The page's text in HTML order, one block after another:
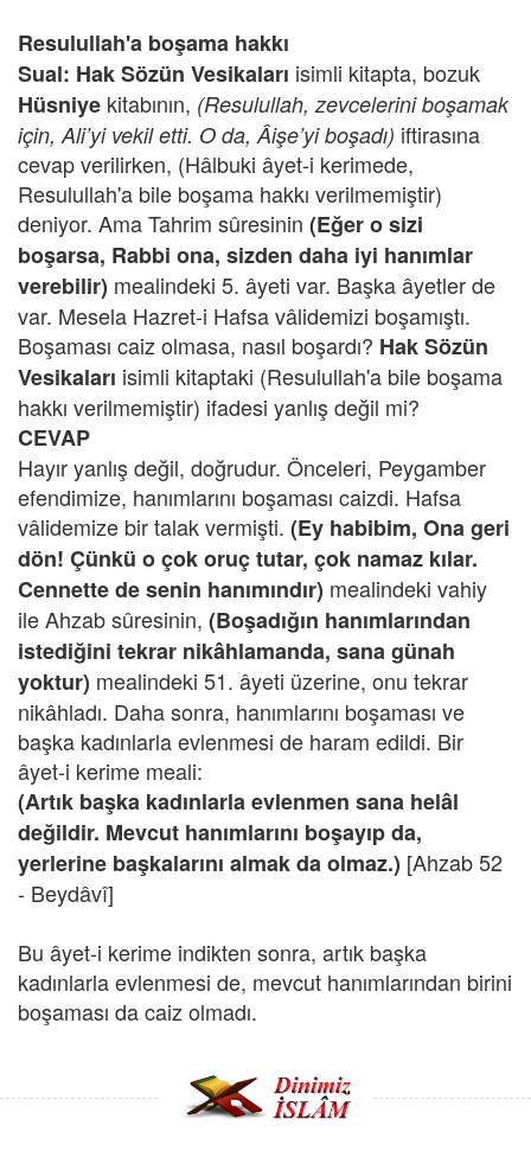
Resulullah'a boşama hakkı
Sual: Hak Sözün Vesikaları isimli kitapta, bozuk
Hüsniye kitabının, (Resulullah, zevcelerini boşamak
için, Ali’yi vekil etti. O da, Âişe’yi boşadı) iftirasına
cevap verilirken, (Hâlbuki âyet-i kerimede,
Resulullah'a bile boşama hakkı verilmemiştir)
deniyor. Ama Tahrim sûresinin (Eğer o sizi
boşarsa, Rabbi ona, sizden daha iyi hanımlar
verebilir) mealindeki 5. âyeti var. Başka âyetler de
var. Mesela Hazret-i Hafsa vâlidemizi boşamıştı.
Boşaması caiz olmasa, nasıl boşardı? Hak Sözün
Vesikaları isimli kitaptaki (Resulullah'a bile boşama
hakkı verilmemiştir) ifadesi yanlış değil mi?
CEVAP
Hayır yanlış değil, doğrudur. Önceleri, Peygamber
efendimize, hanımlarını boşaması caizdi. Hafsa
vâlidemize bir talak vermişti. (Ey habibim, Ona geri
dön! Çünkü o çok oruç tutar, çok namaz kılar.
Cennette de senin hanımındır) mealindeki vahiy
ile Ahzab sûresinin, (Boşadığın hanımlarından
istediğini tekrar nikâhlamanda, sana günah
yoktur) mealindeki 51. âyeti üzerine, onu tekrar
nikâhladı. Daha sonra, hanımlarını boşaması ve
başka kadınlarla evlenmesi de haram edildi. Bir
âyet-i kerime meali:
(Artık başka kadınlarla evlenmen sana helâl
değildir. Mevcut hanımlarını boşayıp da,
yerlerine başkalarını almak da olmaz.) [Ahzab 52
- Beydâvî]
Bu âyet-i kerime indikten sonra, artık başka
kadınlarla evlenmesi de, mevcut hanımlarından birini
boşaması da caiz olmadı.